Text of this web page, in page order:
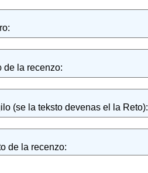
de la recenzo:
(se la teksto devenas el la Reto):
de la recenzo: